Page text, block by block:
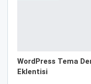
WordPress Tema
Eklentisi